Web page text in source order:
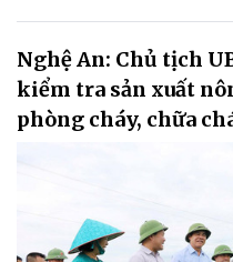
Nghệ An: Chủ tịch
kiểm tra sản xuất
phòng cháy, chữa